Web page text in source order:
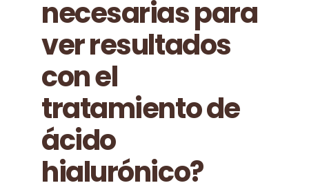
necesarias para
ver resultados
con el
tratamiento de
ácido
hialurónico?